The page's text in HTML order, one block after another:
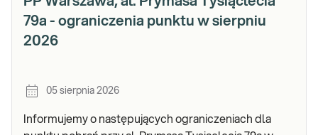
79a - ograniczenia punktu w sierpniu
2026
05 sierpnia 2026
Informujemy o następujących ograniczeniach dla